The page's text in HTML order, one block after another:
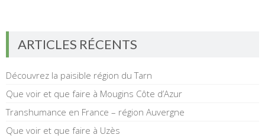
ARTICLES RÉCENTS
Découvrez la paisible région du Tarn
Que voir et que faire à Mougins Côte d’Azur
Transhumance en France – région Auvergne
Que voir et que faire à Uzès